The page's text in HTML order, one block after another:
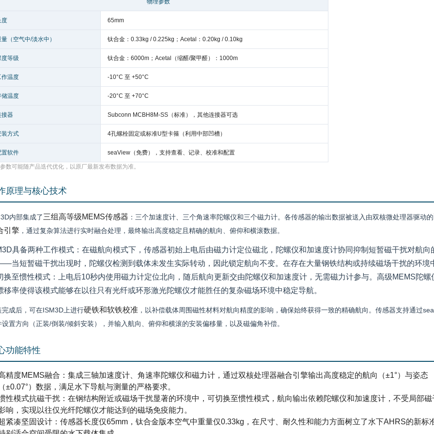
物理参数
度 65mm
量（空气中/淡水中） 钛合金：0.33kg / 0.225kg；Acetal：0.20kg / 0.10kg
度等级 钛合金：6000m；Acetal（缩醛/聚甲醛）：1000m
作温度 -10°C 至 +50°C
储温度 -20°C 至 +70°C
接器 Subconn MCBH8M-SS（标准），其他连接器可选
装方式 4孔螺栓固定或标准U型卡箍（利用中部凹槽）
置软件 seaView（免费），支持查看、记录、校准和配置
数可能随产品迭代优化，以原厂最新发布数据为准。
原理与核心技术
内部集成了三组高等级MEMS传感器 ：三个加速度计、三个角速率陀螺仪和三个磁力计。各传感器的输出数据被送入由双核微处理器驱动的
引擎 ，通过复杂算法进行实时融合处理，最终输出高度稳定且精确的航向、俯仰和横滚数据。
具备两种工作模式 ：在磁航向模式下，传感器初始上电后由磁力计定位磁北，陀螺仪和加速度计协同抑制短暂磁干扰对航向
当短暂磁干扰出现时，陀螺仪检测到载体未发生实际转动，因此锁定航向不变。在存在大量钢铁结构或持续磁场干扰的环境
换至惯性模式 ：上电后10秒内使用磁力计定位北向，随后航向更新交由陀螺仪和加速度计，无需磁力计参与。高级MEMS陀螺
移率使得该模式能够在以往只有光纤或环形激光陀螺仪才能胜任的复杂磁场环境中稳定导航。
完成后，可在ISM3D上进行硬铁和软铁校准 ，以补偿载体周围磁性材料对航向精度的影响，确保始终获得一致的精确航向。传感器支持通过
设置方向（正装/倒装/倾斜安装），并输入航向、俯仰和横滚的安装偏移量，以及磁偏角补偿。
功能特性
精度MEMS融合 ：集成三轴加速度计、角速率陀螺仪和磁力计，通过双核处理器融合引擎输出高度稳定的航向（±1°）与姿态
±0.07°）数据，满足水下导航与测量的严格要求。
性模式抗磁干扰 ：在钢结构附近或磁场干扰显著的环境中，可切换至惯性模式，航向输出依赖陀螺仪和加速度计，不受局部磁
响，实现以往仅光纤陀螺仪才能达到的磁场免疫能力。
紧凑坚固设计 ：传感器长度仅65mm，钛合金版本空气中重量仅0.33kg，在尺寸、耐久性和能力方面树立了水下AHRS的新标